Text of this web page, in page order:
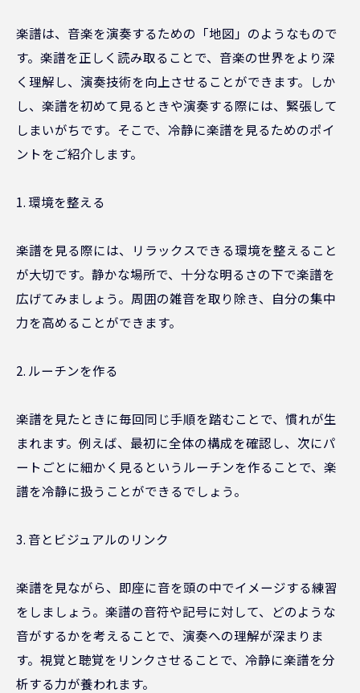
楽譜は、音楽を演奏するための「地図」のようなもので
す。楽譜を正しく読み取ることで、音楽の世界をより深
く理解し、演奏技術を向上させることができます。しか
し、楽譜を初めて見るときや演奏する際には、緊張して
しまいがちです。そこで、冷静に楽譜を見るためのポイ
ントをご紹介します。
1. 環境を整える
楽譜を見る際には、リラックスできる環境を整えること
が大切です。静かな場所で、十分な明るさの下で楽譜を
広げてみましょう。周囲の雑音を取り除き、自分の集中
力を高めることができます。
2. ルーチンを作る
楽譜を見たときに毎回同じ手順を踏むことで、慣れが生
まれます。例えば、最初に全体の構成を確認し、次にパ
ートごとに細かく見るというルーチンを作ることで、楽
譜を冷静に扱うことができるでしょう。
3. 音とビジュアルのリンク
楽譜を見ながら、即座に音を頭の中でイメージする練習
をしましょう。楽譜の音符や記号に対して、どのような
音がするかを考えることで、演奏への理解が深まりま
す。視覚と聴覚をリンクさせることで、冷静に楽譜を分
析する力が養われます。